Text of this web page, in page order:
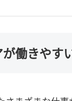
働きやす